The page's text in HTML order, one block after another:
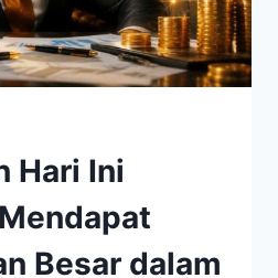
Hari Ini
Besar dalam